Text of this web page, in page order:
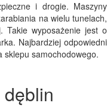
i drogie. Maszyny
na wielu tunelach,
Takie wyposażenie jest o
Najbardziej odpowiedni
sklepu samochodowego.